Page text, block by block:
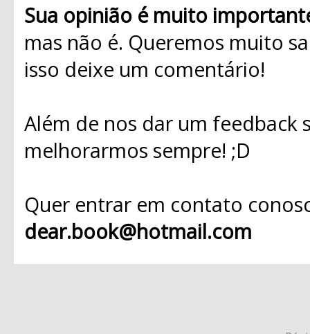
Sua opinião é muito
mas não é. Queremos muito
isso deixe um comentário!
Além de nos dar um
melhorarmos sempre! ;D
Quer entrar em contato
dear.book@hotmail.com